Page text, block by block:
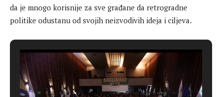
da je mnogo korisnije za sve građane da retrogradne
politike odustanu od svojih neizvodivih ideja i ciljeva.